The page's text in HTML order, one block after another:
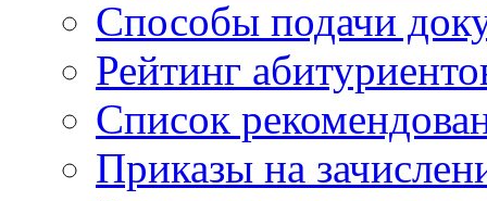
Способы подачи
Рейтинг
Список
Приказы на